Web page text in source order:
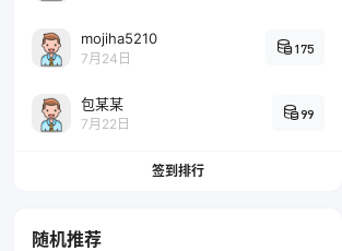
mojiha5210
7月24日
175
包某某
7月22日
99
签到排行
随机推荐